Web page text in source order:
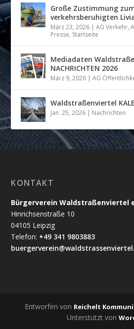
Große Zustimmung
verkehrsberuhigten
März 23, 2026 |AG Verkehr,
Presse, Startseite
Mediadaten
NACHRICHTEN 2026
März 9, 2026 |AG
Waldstraßenviertel
Jan. 25, 2026 | Nachrichten
KONTAKT
Bürgerverein Waldstraßenviertel
Hinrichsenstraße 10
04105 Leipzig
Telefon: +49 341 9803883
Entworfen von Reichelt
Unterstützt von